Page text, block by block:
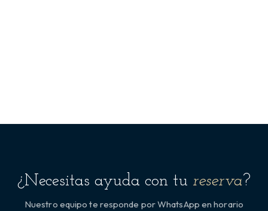
¿Necesitas ayuda con tu reserva?
Nuestro equipo te responde por WhatsApp en horario